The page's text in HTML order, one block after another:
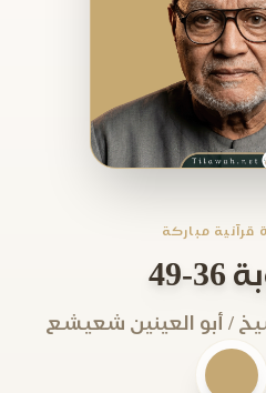
قرآنية مباركة
49
/ أبو العينين شعيشع